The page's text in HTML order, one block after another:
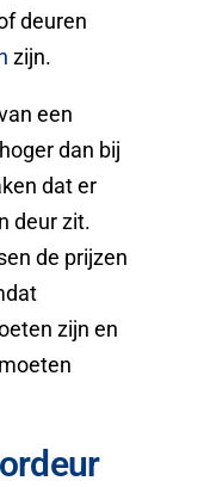
deuren
zijn.
een
dan bij
dat er
deur zit.
de prijzen
zijn en